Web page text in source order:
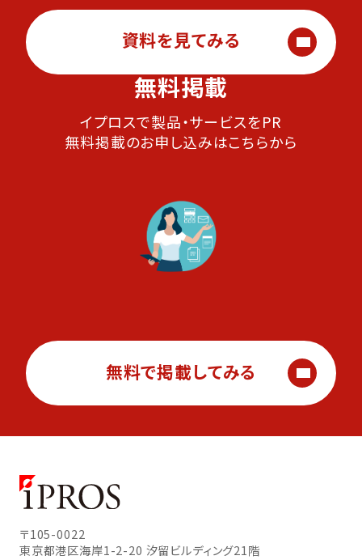
資料を見てみる
無料掲載
イプロスで製品・サービスをPR
無料掲載のお申し込みはこちらから
無料で掲載してみる
〒105-0022
東京都港区海岸1-2-20 汐留ビルディング21階